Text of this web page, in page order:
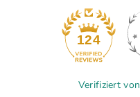
124
Verifiziert von